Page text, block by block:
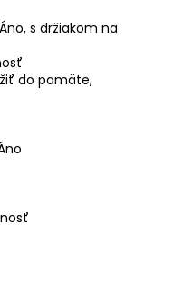
s držiakom na
do pamäte,